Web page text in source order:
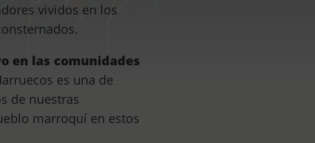
vividos en los
en las comunidades
es una de
de nuestras
marroquí en estos